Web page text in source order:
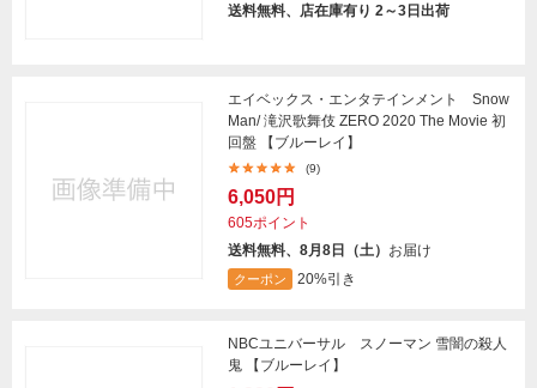
送料無料、店在庫有り 2～3日出荷
エイベックス・エンタテインメント Snow
Man/ 滝沢歌舞伎 ZERO 2020 The Movie 初
回盤 【ブルーレイ】
(9)
6,050円
605ポイント
送料無料、8月8日（土） お届け
クーポン 20%引き
NBCユニバーサル スノーマン 雪闇の殺人
鬼 【ブルーレイ】